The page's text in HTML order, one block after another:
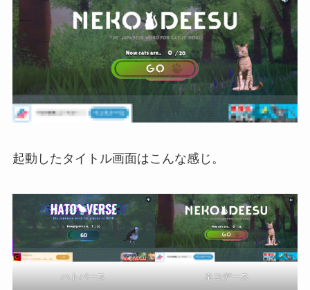
起動したタイトル画面はこんな感じ。
ハトバース ネコデース